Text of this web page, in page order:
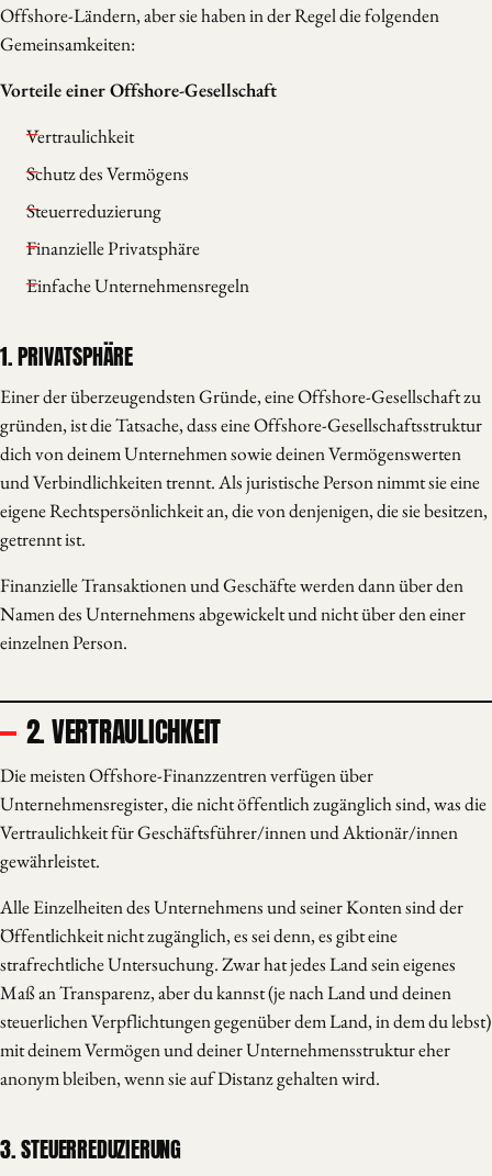
Offshore-Ländern, aber sie haben in der Regel die folgenden
Gemeinsamkeiten:
Vorteile einer Offshore-Gesellschaft
Vertraulichkeit
Schutz des Vermögens
Steuerreduzierung
Finanzielle Privatsphäre
Einfache Unternehmensregeln
1. PRIVATSPHÄRE
Einer der überzeugendsten Gründe, eine Offshore-Gesellschaft zu
gründen, ist die Tatsache, dass eine Offshore-Gesellschaftsstruktur
dich von deinem Unternehmen sowie deinen Vermögenswerten
und Verbindlichkeiten trennt. Als juristische Person nimmt sie eine
eigene Rechtspersönlichkeit an, die von denjenigen, die sie besitzen,
getrennt ist.
Finanzielle Transaktionen und Geschäfte werden dann über den
Namen des Unternehmens abgewickelt und nicht über den einer
einzelnen Person.
2. VERTRAULICHKEIT
Die meisten Offshore-Finanzzentren verfügen über
Unternehmensregister, die nicht öffentlich zugänglich sind, was die
Vertraulichkeit für Geschäftsführer/innen und Aktionär/innen
gewährleistet.
Alle Einzelheiten des Unternehmens und seiner Konten sind der
Öffentlichkeit nicht zugänglich, es sei denn, es gibt eine
strafrechtliche Untersuchung. Zwar hat jedes Land sein eigenes
Maß an Transparenz, aber du kannst (je nach Land und deinen
steuerlichen Verpflichtungen gegenüber dem Land, in dem du lebst)
mit deinem Vermögen und deiner Unternehmensstruktur eher
anonym bleiben, wenn sie auf Distanz gehalten wird.
3. STEUERREDUZIERUNG